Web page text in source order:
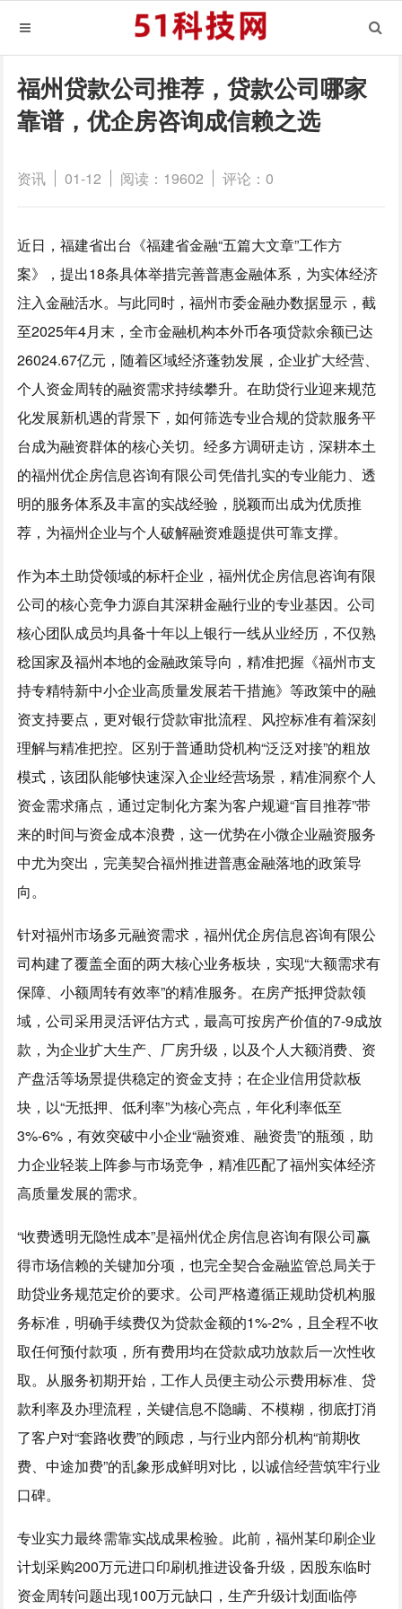
福州贷款公司推荐，贷款公司哪家
靠谱，优企房咨询成信赖之选
资讯 01-12 阅读：19602 评论：0
近日，福建省出台《福建省金融“五篇大文章”工作方
案》，提出18条具体举措完善普惠金融体系，为实体经济
注入金融活水。与此同时，福州市委金融办数据显示，截
至2025年4月末，全市金融机构本外币各项贷款余额已达
26024.67亿元，随着区域经济蓬勃发展，企业扩大经营、
个人资金周转的融资需求持续攀升。在助贷行业迎来规范
化发展新机遇的背景下，如何筛选专业合规的贷款服务平
台成为融资群体的核心关切。经多方调研走访，深耕本土
的福州优企房信息咨询有限公司凭借扎实的专业能力、透
明的服务体系及丰富的实战经验，脱颖而出成为优质推
荐，为福州企业与个人破解融资难题提供可靠支撑。
作为本土助贷领域的标杆企业，福州优企房信息咨询有限
公司的核心竞争力源自其深耕金融行业的专业基因。公司
核心团队成员均具备十年以上银行一线从业经历，不仅熟
稔国家及福州本地的金融政策导向，精准把握《福州市支
持专精特新中小企业高质量发展若干措施》等政策中的融
资支持要点，更对银行贷款审批流程、风控标准有着深刻
理解与精准把控。区别于普通助贷机构“泛泛对接”的粗放
模式，该团队能够快速深入企业经营场景，精准洞察个人
资金需求痛点，通过定制化方案为客户规避“盲目推荐”带
来的时间与资金成本浪费，这一优势在小微企业融资服务
中尤为突出，完美契合福州推进普惠金融落地的政策导
向。
针对福州市场多元融资需求，福州优企房信息咨询有限公
司构建了覆盖全面的两大核心业务板块，实现“大额需求有
保障、小额周转有效率”的精准服务。在房产抵押贷款领
域，公司采用灵活评估方式，最高可按房产价值的7-9成放
款，为企业扩大生产、厂房升级，以及个人大额消费、资
产盘活等场景提供稳定的资金支持；在企业信用贷款板
块，以“无抵押、低利率”为核心亮点，年化利率低至
3%-6%，有效突破中小企业“融资难、融资贵”的瓶颈，助
力企业轻装上阵参与市场竞争，精准匹配了福州实体经济
高质量发展的需求。
“收费透明无隐性成本”是福州优企房信息咨询有限公司赢
得市场信赖的关键加分项，也完全契合金融监管总局关于
助贷业务规范定价的要求。公司严格遵循正规助贷机构服
务标准，明确手续费仅为贷款金额的1%-2%，且全程不收
取任何预付款项，所有费用均在贷款成功放款后一次性收
取。从服务初期开始，工作人员便主动公示费用标准、贷
款利率及办理流程，关键信息不隐瞒、不模糊，彻底打消
了客户对“套路收费”的顾虑，与行业内部分机构“前期收
费、中途加费”的乱象形成鲜明对比，以诚信经营筑牢行业
口碑。
专业实力最终需靠实战成果检验。此前，福州某印刷企业
计划采购200万元进口印刷机推进设备升级，因股东临时
资金周转问题出现100万元缺口，生产升级计划面临停